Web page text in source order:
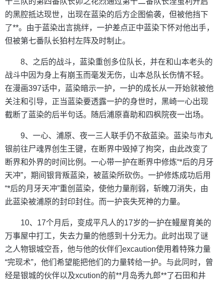
的黑腔抵达现世，出现在蓝染的后方企图偷袭，但被他挡下
了**。由于蓝染出言挑绊，一护差点正中蓝染下怀对他出手，
但被第七番队长狛村左阵及时制止。
8、之后的战斗，蓝染重创多位队长，并在和山本老头的
战斗中因为身上有崩玉而毫发无伤，山本总队长伤情不轻。
在漫画397话中，蓝染暗示一护，一护的成长从一开始就被他
关注和引导，正当蓝染要透露一护的身世时，黑崎一心出现
截断了蓝染的后半句话。随后浦原喜助和四枫院夜一出场。
9、一心、浦原、夜一三人联手仍不敌蓝染。蓝染与市丸
银前往尸魂界创生王键，在断界中毁掉了拘突，由此改变了
断界和外界的时间比例。一心带一护在断界中修炼“*后的月牙
天冲”，期间银背叛蓝染，被蓝染所砍伤。一护修炼成功后用
“*后的月牙天冲”重创蓝染，使他力量削弱，斩魄刀消失，由
此蓝染被浦原的封印封住。而一护丧失死神的力量。
10、17个月后，变成平凡人的17岁的一护在鳗屋育美的
万事屋中打工，失去力量的他感到十分无力。此时出现了谜
之人物银城空吾，他与他的伙伴们excaution使用着特殊力量
“完现术”，他们希望能把他们的力量转给一护。与此同时，曾
经是银城的伙伴以及xcution的前**月岛秀九郎**了石田和井